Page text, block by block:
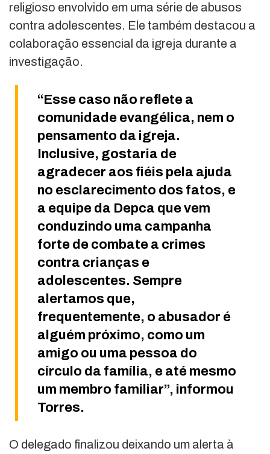
religioso envolvido em uma série de abusos
contra adolescentes. Ele também destacou a
colaboração essencial da igreja durante a
investigação.
“Esse caso não reflete a
comunidade evangélica, nem o
pensamento da igreja.
Inclusive, gostaria de
agradecer aos fiéis pela ajuda
no esclarecimento dos fatos, e
a equipe da Depca que vem
conduzindo uma campanha
forte de combate a crimes
contra crianças e
adolescentes. Sempre
alertamos que,
frequentemente, o abusador é
alguém próximo, como um
amigo ou uma pessoa do
círculo da família, e até mesmo
um membro familiar”, informou
Torres.
O delegado finalizou deixando um alerta à